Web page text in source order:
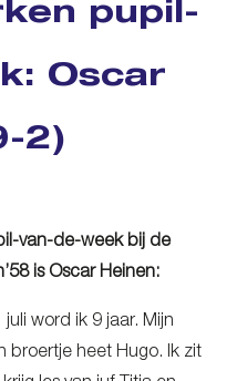
pupil-
Oscar
2)
van-de-week bij de
is Oscar Heinen:
word ik 9 jaar. Mijn
broertje heet Hugo. Ik zit